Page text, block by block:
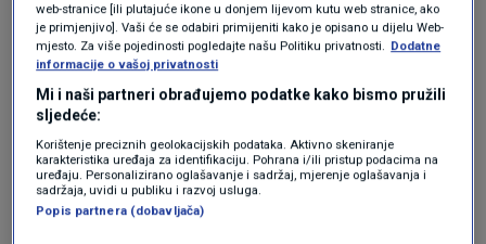
web-stranice [ili plutajuće ikone u donjem lijevom kutu web stranice, ako
je primjenjivo]. Vaši će se odabiri primijeniti kako je opisano u dijelu Web-
mjesto. Za više pojedinosti pogledajte našu Politiku privatnosti. Dodatne
informacije o vašoj privatnosti
Mi i naši partneri obrađujemo podatke kako bismo pružili
sljedeće:
Korištenje preciznih geolokacijskih podataka. Aktivno skeniranje
karakteristika uređaja za identifikaciju. Pohrana i/ili pristup podacima na
uređaju. Personalizirano oglašavanje i sadržaj, mjerenje oglašavanja i
sadržaja, uvidi u publiku i razvoj usluga.
Popis partnera (dobavljača)